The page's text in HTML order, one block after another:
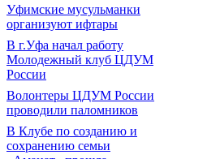
Уфимские мусульманки
организуют ифтары
В г.Уфа начал работу
Молодежный клуб ЦДУМ
России
Волонтеры ЦДУМ России
проводили паломников
В Клубе по созданию и
сохранению семьи